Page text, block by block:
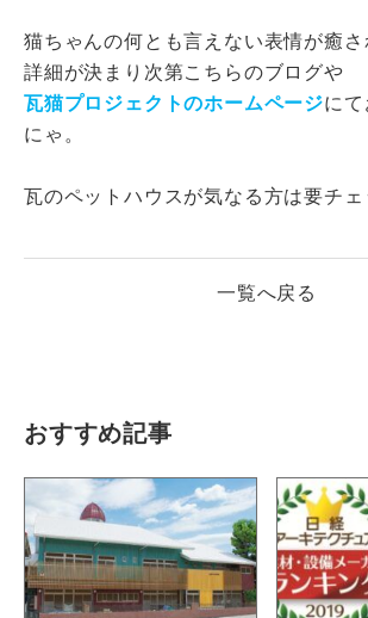
猫ちゃんの何とも言えない表情が癒さ
詳細が決まり次第こちらのブログや
瓦猫プロジェクトのホームページに
にゃ。
瓦のペットハウスが気なる方は要チ
一覧へ戻る
おすすめ記事